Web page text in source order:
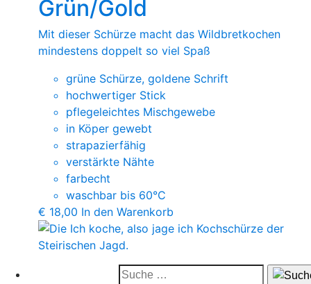
Grün/Gold
Mit dieser Schürze macht das Wildbretkochen
mindestens doppelt so viel Spaß
grüne Schürze, goldene Schrift
hochwertiger Stick
pflegeleichtes Mischgewebe
in Köper gewebt
strapazierfähig
verstärkte Nähte
farbecht
waschbar bis 60°C
€ 18,00 In den Warenkorb